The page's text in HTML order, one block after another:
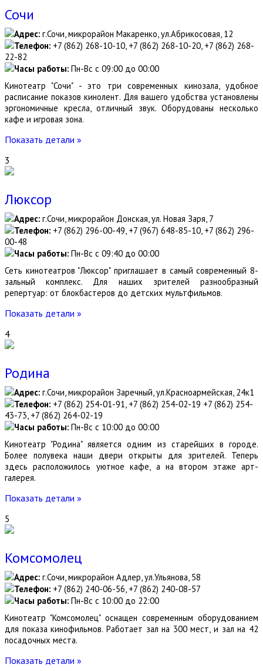
Сочи
Адрес: г.Сочи, микрорайон Макаренко, ул.Абрикосовая, 12
Телефон: +7 (862) 268-10-10, +7 (862) 268-10-20, +7 (862) 268-
22-82
Часы работы: Пн-Вс с 09:00 до 00:00
Кинотеатр "Сочи" - это три современных кинозала, удобное
расписание показов кинолент. Для вашего удобства установлены
эргономичные кресла, отличный звук. Оборудованы несколько
кафе и игровая зона.
Показать детали »
3
Люксор
Адрес: г.Сочи, микрорайон Донская, ул. Новая Заря, 7
Телефон: +7 (862) 296-00-49, +7 (967) 648-85-10, +7 (862) 296-
00-48
Часы работы: Пн-Вс с 09:40 до 00:00
Сеть кинотеатров "Люксор" приглашает в самый современный 8-
зальный комплекс. Для наших зрителей разнообразный
репертуар: от блокбастеров до детских мультфильмов.
Показать детали »
4
Родина
Адрес: г.Сочи, микрорайон Заречный, ул.Красноармейская, 24к1
Телефон: +7 (862) 254-01-91, +7 (862) 254-02-19 +7 (862) 254-
43-73, +7 (862) 264-02-19
Часы работы: Пн-Вс с 10:00 до 00:00
Кинотеатр "Родина" является одним из старейших в городе.
Более полувека наши двери открыты для зрителей. Теперь
здесь расположилось уютное кафе, а на втором этаже арт-
галерея.
Показать детали »
5
Комсомолец
Адрес: г.Сочи, микрорайон Адлер, ул.Ульянова, 58
Телефон: +7 (862) 240-06-56, +7 (862) 240-08-57
Часы работы: Пн-Вс с 10:00 до 22:00
Кинотеатр "Комсомолец" оснащен современным оборудованием
для показа кинофильмов. Работает зал на 300 мест, и зал на 42
посадочных места.
Показать детали »